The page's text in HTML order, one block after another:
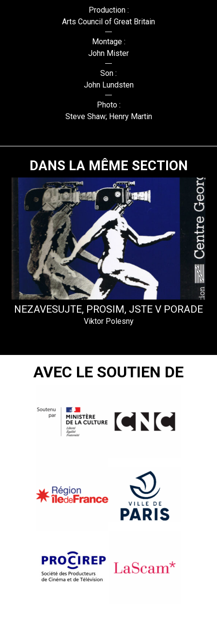
Production :
Arts Council of Great Britain
Montage :
John Mister
Son :
John Lundsten
Photo :
Steve Shaw; Henry Martin
DANS LA MÊME SECTION
NEZAVESUJTE, PROSIM, JSTE V PORADE
Viktor Polesny
AVEC LE SOUTIEN DE